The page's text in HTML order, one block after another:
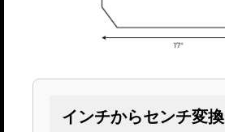
インチからセンチ変換